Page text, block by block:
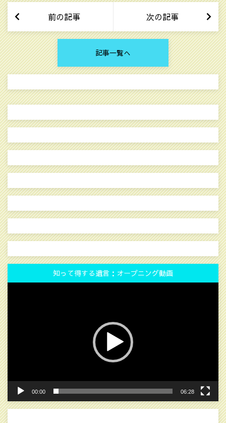
前の記事 次の記事
記事一覧へ
知って得する遺言：オープニング動画
動
画
プ
レ
ー
ヤ
ー
00:00 06:28